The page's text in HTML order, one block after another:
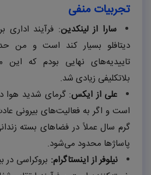
تجربیات منفی
سارا از لینکدین: فرآیند اداری
دیتافلو بسیار کند است و من
تاییدیه‌های نهایی بودم که
بلاتکلیفی زیادی شد.
علی از ایکس: گرمای شدید هوا
است و اگر به فعالیت‌های بیرونی
گرم سال عملاً در فضاهای بسته
پاساژها محدود می‌شود.
نیلوفر از اینستاگرام: بروکراسی در